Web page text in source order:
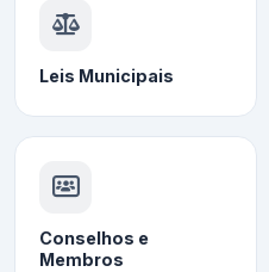
Leis Municipais
Conselhos e
Membros